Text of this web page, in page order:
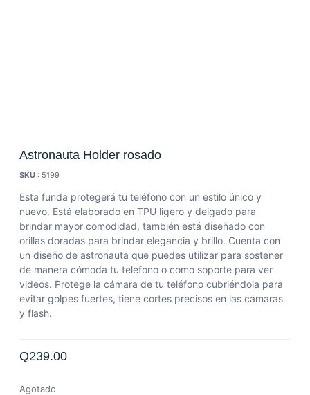
Astronauta Holder rosado
SKU : 5199
Esta funda protegerá tu teléfono con un estilo único y
nuevo. Está elaborado en TPU ligero y delgado para
brindar mayor comodidad, también está diseñado con
orillas doradas para brindar elegancia y brillo. Cuenta con
un diseño de astronauta que puedes utilizar para sostener
de manera cómoda tu teléfono o como soporte para ver
videos. Protege la cámara de tu teléfono cubriéndola para
evitar golpes fuertes, tiene cortes precisos en las cámaras
y flash.
Q239.00
Agotado